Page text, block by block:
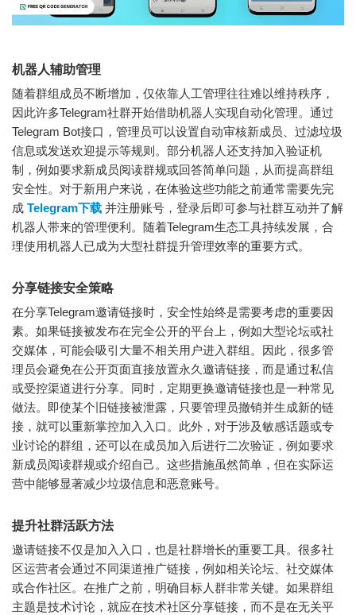
机器人辅助管理
随着群组成员不断增加，仅依靠人工管理往往难以维持秩序，
因此许多Telegram社群开始借助机器人实现自动化管理。通过
Telegram Bot接口，管理员可以设置自动审核新成员、过滤垃圾
信息或发送欢迎提示等规则。部分机器人还支持加入验证机
制，例如要求新成员阅读群规或回答简单问题，从而提高群组
安全性。对于新用户来说，在体验这些功能之前通常需要先完
成 Telegram下载 并注册账号，登录后即可参与社群互动并了解
机器人带来的管理便利。随着Telegram生态工具持续发展，合
理使用机器人已成为大型社群提升管理效率的重要方式。
分享链接安全策略
在分享Telegram邀请链接时，安全性始终是需要考虑的重要因
素。如果链接被发布在完全公开的平台上，例如大型论坛或社
交媒体，可能会吸引大量不相关用户进入群组。因此，很多管
理员会避免在公开页面直接放置永久邀请链接，而是通过私信
或受控渠道进行分享。同时，定期更换邀请链接也是一种常见
做法。即使某个旧链接被泄露，只要管理员撤销并生成新的链
接，就可以重新掌控加入入口。此外，对于涉及敏感话题或专
业讨论的群组，还可以在成员加入后进行二次验证，例如要求
新成员阅读群规或介绍自己。这些措施虽然简单，但在实际运
营中能够显著减少垃圾信息和恶意账号。
提升社群活跃方法
邀请链接不仅是加入入口，也是社群增长的重要工具。很多社
区运营者会通过不同渠道推广链接，例如相关论坛、社交媒体
或合作社区。在推广之前，明确目标人群非常关键。如果群组
主题是技术讨论，就应在技术社区分享链接，而不是在无关平